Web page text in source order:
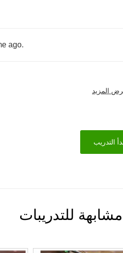
ago.
المزيد
التدريب
للتدريبات